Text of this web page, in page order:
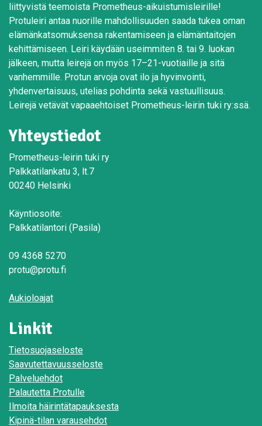
liittyvistä teemoista Prometheus-aikuistumisleirille!
Protuleiri antaa nuorille mahdollisuuden saada tukea oman
elämänkatsomuksensa rakentamiseen ja elämäntaitojen
kehittämiseen. Leiri käydään useimmiten 8. tai 9. luokan
jälkeen, mutta leirejä on myös 17–21-vuotiaille ja sitä
vanhemmille. Protun arvoja ovat ilo ja hyvinvointi,
yhdenvertaisuus, utelias pohdinta sekä vastuullisuus.
Leirejä vetävät vapaaehtoiset Prometheus-leirin tuki ry:ssä.
Yhteystiedot
Prometheus-leirin tuki ry
Palkkatilankatu 3, lt.7
00240 Helsinki
Käyntiosoite:
Palkkatilantori (Pasila)
09 4368 5270
protu@protu.fi
Aukioloajat
Linkit
Tietosuojaseloste
Saavutettavuusseloste
Palveluehdot
Palautetta Protulle
Ilmoita häirintätapauksesta
Kipinä-tilan varausehdot